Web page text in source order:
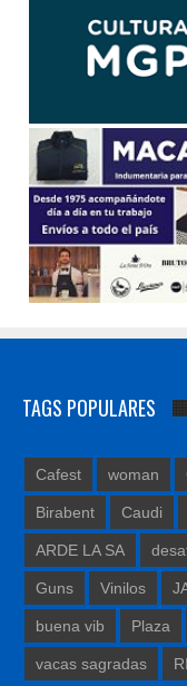
TAGS POPULARES
Cafest woman
Birabent Caudi
ARDE LA SA
Guns Vinilos
buena vib Plaza
vacas sagradas